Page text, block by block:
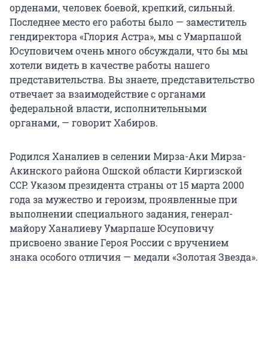
орденами, человек боевой, крепкий, сильный.
Последнее место его работы было — заместитель
гендиректора «Глория Астра», мы с Умарпашой
Юсуповичем очень много обсуждали, что бы мы
хотели видеть в качестве работы нашего
представительства. Вы знаете, представительство
отвечает за взаимодействие с органами
федеральной власти, исполнительными
органами, — говорит Хабиров.
Родился Ханалиев в селении Мирза-Аки Мирза-
Акинского района Ошской области Киргизской
ССР. Указом президента страны от 15 марта 2000
года за мужество и героизм, проявленные при
выполнении специального задания, генерал-
майору Ханалиеву Умарпаше Юсуповичу
присвоено звание Героя России с вручением
знака особого отличия — медали «Золотая Звезда».